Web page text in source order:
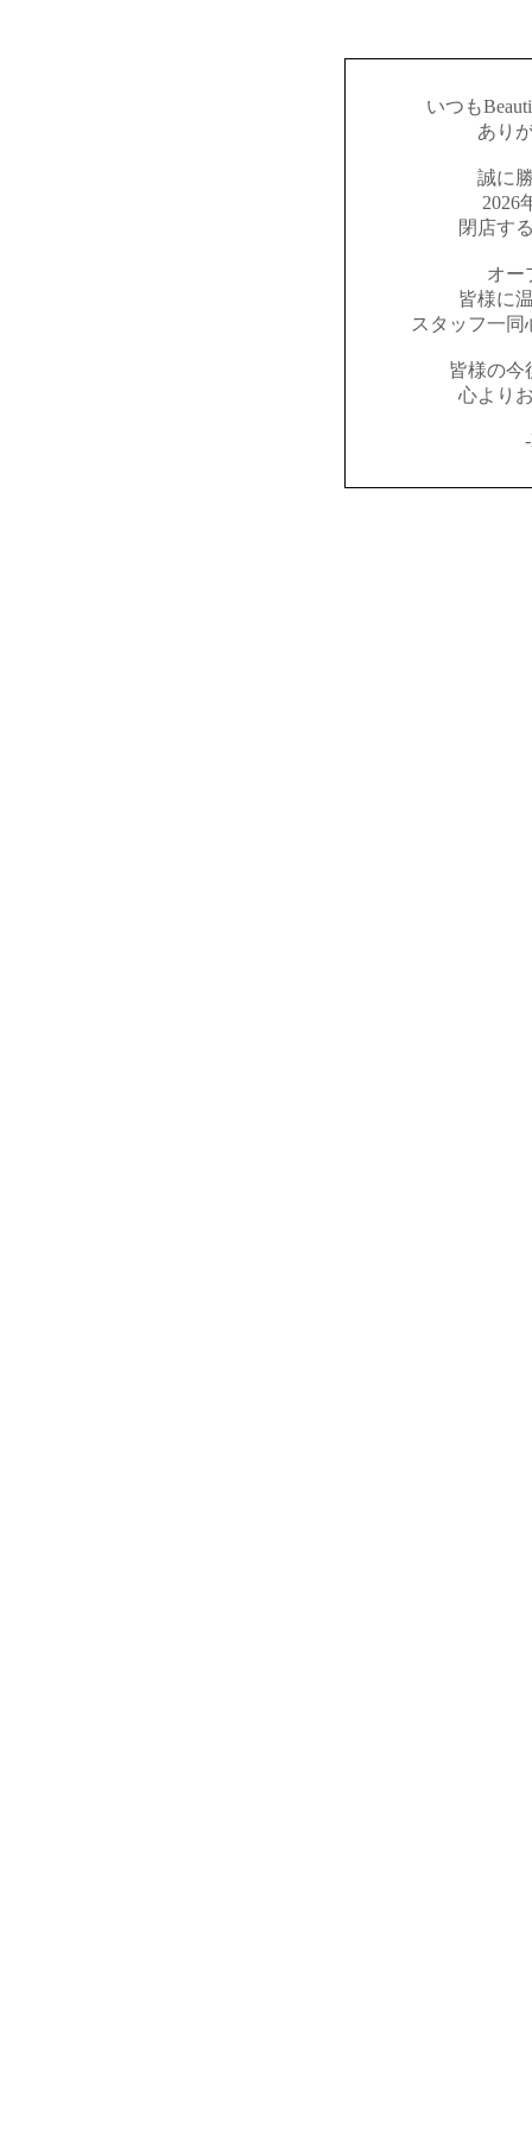
いつも
あり
誠に
2026
閉店す
オー
皆様に
スタッフ一
皆様の今
心より